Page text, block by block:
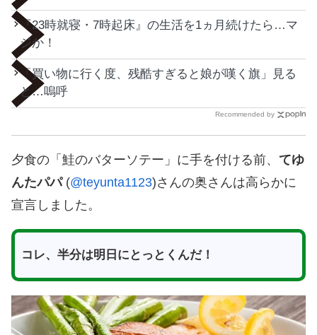
『23時就寝・7時起床』の生活を1ヵ月続けたら…マ
ジか！
「買い物に行く度、残酷すぎると娘が嘆く旗」見る
と…嗚呼
Recommended by
夕食の「鮭のバターソテー」に手を付ける前、 てゆ
んたパパ(@teyunta1123)さんの奥さんは高らかに
宣言しました。
コレ、半分は明日にとっとくんだ！